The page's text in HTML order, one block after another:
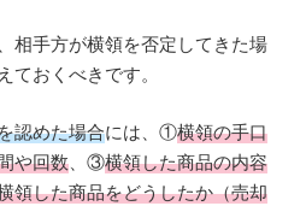
相手方が横領を否定してきた場
おくべきです。
認めた場合には、①横領の手口
や回数 、③横領した商品の内容
領した商品をどうしたか（売却